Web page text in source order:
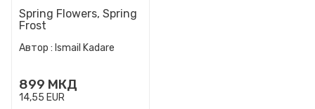
Spring Flowers, Spring
Frost
Автор : Ismail Kadare
899 МКД
14,55 EUR